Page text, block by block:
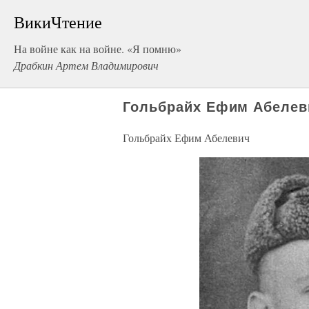
ВикиЧтение
На войне как на войне. «Я помню»
Драбкин Артем Владимирович
Гольбрайх Ефим
Гольбрайх Ефим Абелевич